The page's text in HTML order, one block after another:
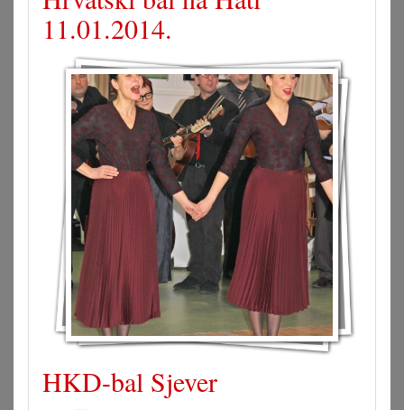
11.01.2014.
HKD-bal Sjever